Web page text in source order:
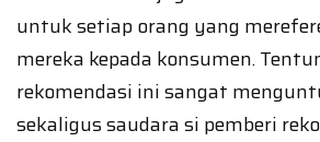
untuk setiap orang yang
mereka kepada konsumen.
rekomendasi ini sangat
sekaligus saudara si pemberi